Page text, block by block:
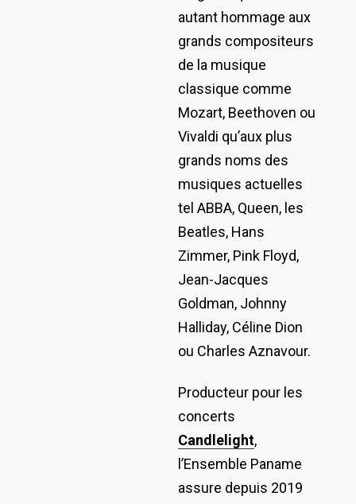
autant hommage aux
grands compositeurs
de la musique
classique comme
Mozart, Beethoven ou
Vivaldi qu’aux plus
grands noms des
musiques actuelles
tel ABBA, Queen, les
Beatles, Hans
Zimmer, Pink Floyd,
Jean-Jacques
Goldman, Johnny
Halliday, Céline Dion
ou Charles Aznavour.
Producteur pour les
concerts
Candlelight,
l’Ensemble Paname
assure depuis 2019